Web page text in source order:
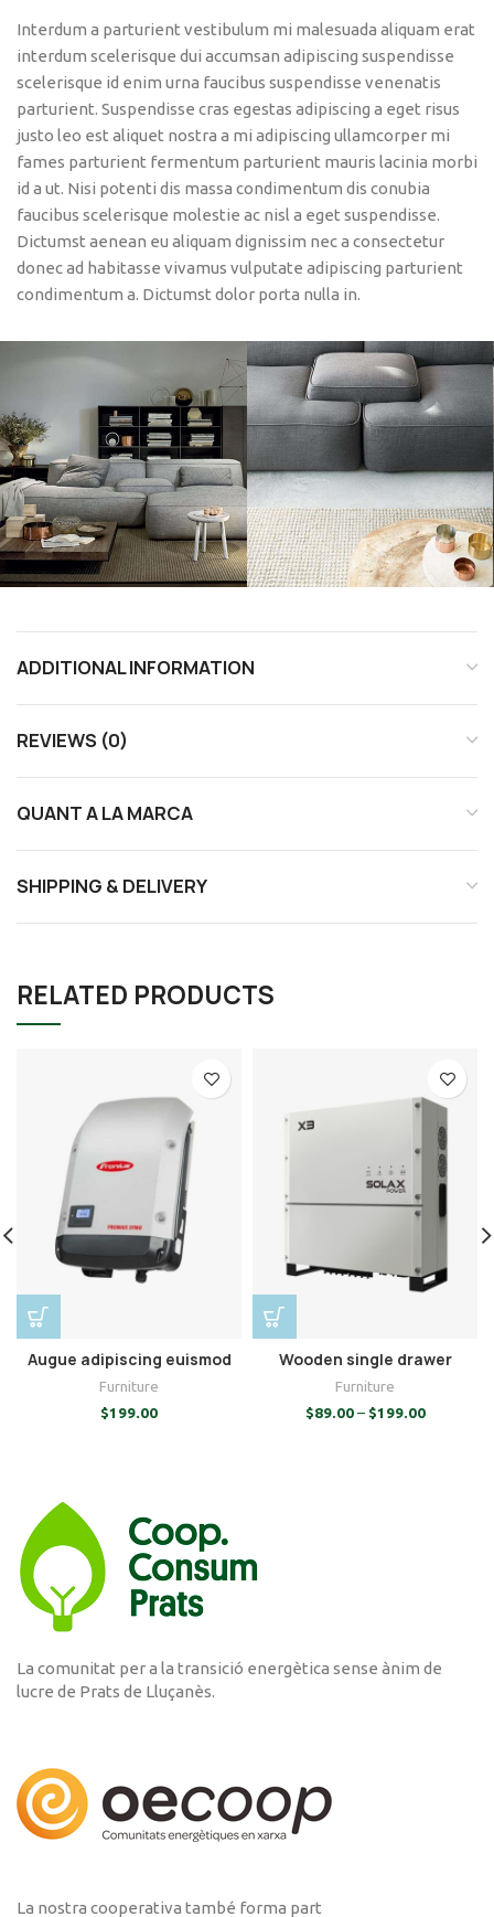
Interdum a parturient vestibulum mi malesuada aliquam erat
interdum scelerisque dui accumsan adipiscing suspendisse
scelerisque id enim urna faucibus suspendisse venenatis
parturient. Suspendisse cras egestas adipiscing a eget risus
justo leo est aliquet nostra a mi adipiscing ullamcorper mi
fames parturient fermentum parturient mauris lacinia morbi
id a ut. Nisi potenti dis massa condimentum dis conubia
faucibus scelerisque molestie ac nisl a eget suspendisse.
Dictumst aenean eu aliquam dignissim nec a consectetur
donec ad habitasse vivamus vulputate adipiscing parturient
condimentum a. Dictumst dolor porta nulla in.
ADDITIONAL INFORMATION
REVIEWS (0)
QUANT A LA MARCA
SHIPPING & DELIVERY
RELATED PRODUCTS
Augue adipiscing euismod
Furniture
$199.00
Wooden single drawer
Furniture
$89.00–$199.00
La comunitat per a la transició energètica sense ànim de
lucre de Prats de Lluçanès.
La nostra cooperativa també forma part